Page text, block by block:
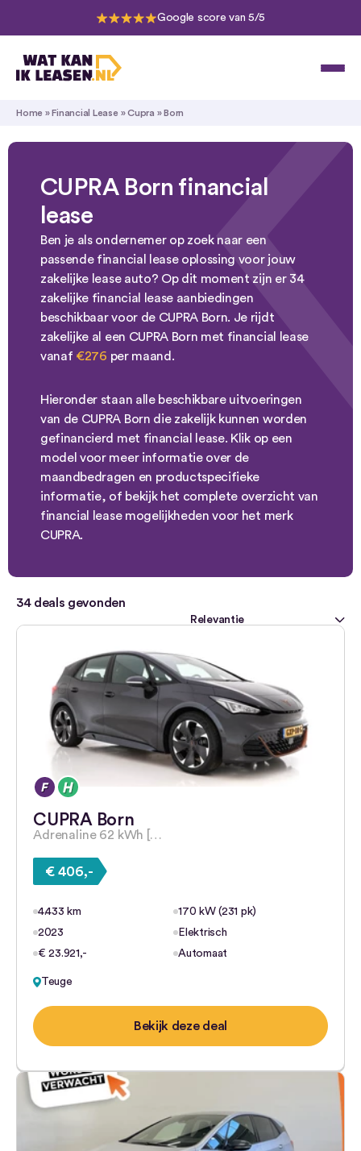
Google score van 5/5
Home »Financial Lease »Cupra »Born
CUPRA Born financial
lease
Ben je als ondernemer op zoek naar een
passende financial lease oplossing voor jouw
zakelijke lease auto? Op dit moment zijn er 34
zakelijke financial lease aanbiedingen
beschikbaar voor de CUPRA Born. Je rijdt
zakelijke al een CUPRA Born met financial lease
vanaf €276 per maand.
Hieronder staan alle beschikbare uitvoeringen
van de CUPRA Born die zakelijk kunnen worden
gefinancierd met financial lease. Klik op een
model voor meer informatie over de
maandbedragen en productspecifieke
informatie, of bekijk het complete overzicht van
financial lease mogelijkheden voor het merk
CUPRA.
34deals gevonden
CUPRA Born
Adrenaline 62 kWh […
€ 406,-
4.433 km
170 kW (231 pk)
2023
Elektrisch
€ 23.921,-
Automaat
Teuge
Bekijk deze deal